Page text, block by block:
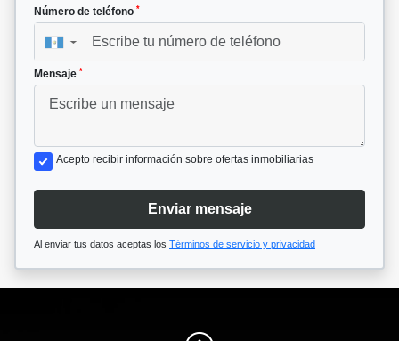
Número de teléfono *
▼
Mensaje *
Acepto recibir información sobre ofertas inmobiliarias
Enviar mensaje
Al enviar tus datos aceptas los Términos de servicio y privacidad